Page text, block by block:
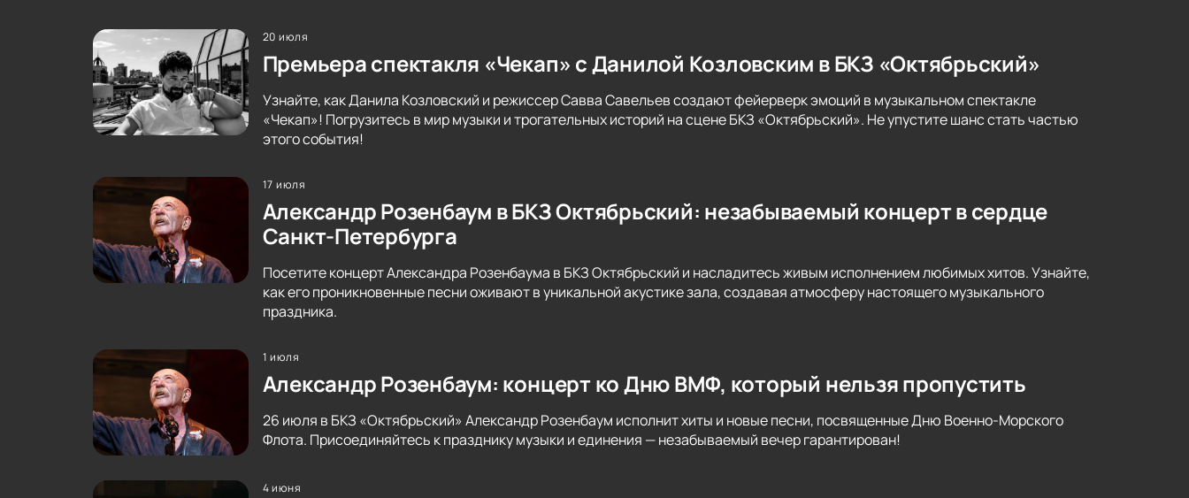
20 июля
Премьера спектакля «Чекап» с Данилой Козловским в БКЗ «Октябрьский»
Узнайте, как Данила Козловский и режиссер Савва Савельев создают фейерверк эмоций в музыкальном спектакле
«Чекап»! Погрузитесь в мир музыки и трогательных историй на сцене БКЗ «Октябрьский». Не упустите шанс стать частью
этого события!
17 июля
Александр Розенбаум в БКЗ Октябрьский: незабываемый концерт в сердце
Санкт-Петербурга
Посетите концерт Александра Розенбаума в БКЗ Октябрьский и насладитесь живым исполнением любимых хитов. Узнайте,
как его проникновенные песни оживают в уникальной акустике зала, создавая атмосферу настоящего музыкального
праздника.
1 июля
Александр Розенбаум: концерт ко Дню ВМФ, который нельзя пропустить
26 июля в БКЗ «Октябрьский» Александр Розенбаум исполнит хиты и новые песни, посвященные Дню Военно-Морского
Флота. Присоединяйтесь к празднику музыки и единения — незабываемый вечер гарантирован!
4 июня